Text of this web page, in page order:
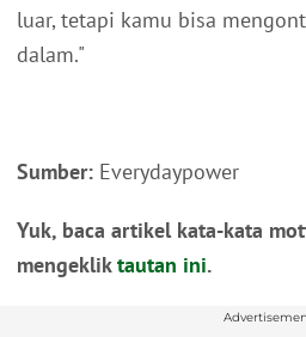
luar, tetapi kamu bisa
dalam."
Sumber: Everydaypower
Yuk, baca artikel kata-kata
mengekliktautan ini.